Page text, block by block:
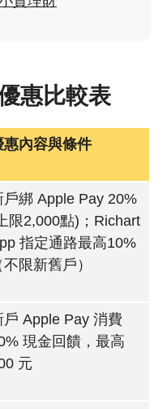
惠比較表
惠內容與條件
戶綁 Apple Pay 20%
限2,000點)；Richart
指定通路最高10%
不限新舊戶）
戶 Apple Pay 消費
現金回饋，最高
元